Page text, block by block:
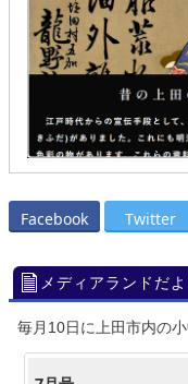
Facebook Twitter
メディアランドだよ
毎月10日に上田市内の